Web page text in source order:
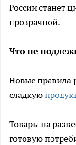
России станет
прозрачной.
Что не
Новые правила
сладкую
Товары на
готовую